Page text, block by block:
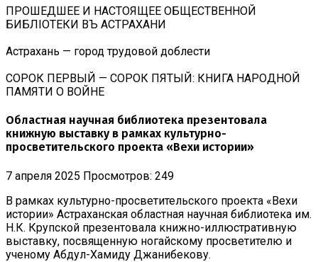
ПРОШЕДШЕЕ И НАСТОЯЩЕЕ ОБЩЕСТВЕННОЙ
БИБЛIОТЕКИ ВЪ АСТРАХАНИ
Астрахань — город трудовой доблести
СОРОК ПЕРВЫЙ — СОРОК ПЯТЫЙ: КНИГА НАРОДНОЙ
ПАМЯТИ О ВОЙНЕ
Областная научная библиотека презентовала
книжную выставку в рамках культурно-
просветительского проекта «Вехи истории»
7 апреля 2025 Просмотров: 249
В рамках культурно-просветительского проекта «Вехи
истории» Астраханская областная научная библиотека им.
Н.К. Крупской презентовала книжно-иллюстративную
выставку, посвященную ногайскому просветителю и
ученому Абдул-Хамиду Джанибекову.